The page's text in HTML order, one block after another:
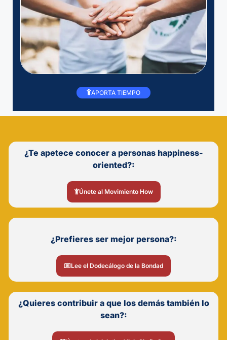
APORTA TIEMPO
¿Te apetece conocer a personas happiness-
oriented?:
Únete al Movimiento How
¿Prefieres ser mejor persona?:
Lee el Dodecálogo de la Bondad
¿Quieres contribuir a que los demás también lo
sean?: